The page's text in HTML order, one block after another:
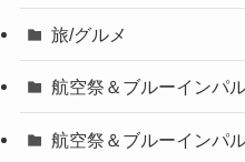
旅/グルメ
航空祭＆ブルーインパ
航空祭＆ブルーインパ